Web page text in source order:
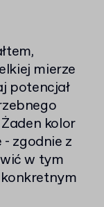
mierze
potencjał
kolor
zgodnie z
w tym